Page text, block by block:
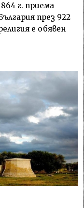
г. приема
през 922
е обявен